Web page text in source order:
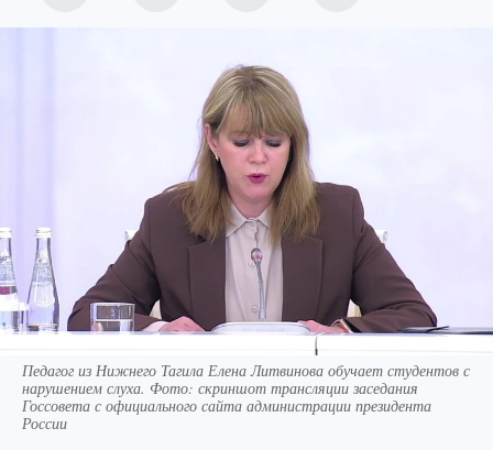
Педагог из Нижнего Тагила Елена Литвинова обучает студентов с
нарушением слуха. Фото: скриншот трансляции заседания
Госсовета с официального сайта администрации президента
России